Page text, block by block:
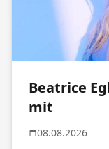
Beatrice
mit
08.08.2026